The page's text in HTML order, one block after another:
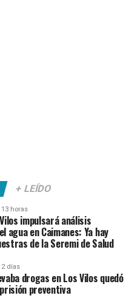
+ LEÍDO
horas
impulsará análisis
agua en Caimanes: Ya hay
de la Seremi de Salud
2 días
drogas en Los Vilos quedó
preventiva